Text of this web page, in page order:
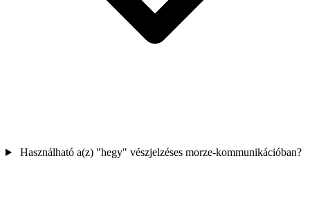
Használható a(z) "hegy" vészjelzéses morze-kommunikációban?